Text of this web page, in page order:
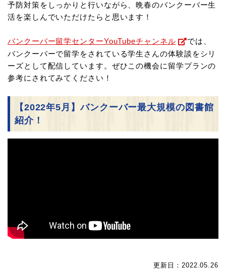
予防対策をしっかりと行いながら、晩春のバンクーバー生
活を楽しんでいただけたらと思います！
バンクーバー留学センターYouTubeチャンネル
では、
バンクーバーで留学をされている学生さんの体験談をシリ
ーズとして配信しています。ぜひこの機会に留学プランの
参考にされてみてください！
【2022年5月】バンクーバー最大規模の図書館
紹介！
更新日：2022.05.26